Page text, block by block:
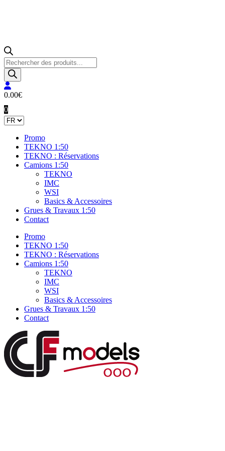
Recherche
de
produits
0.00€
0
Promo
TEKNO 1:50
TEKNO : Réservations
Camions 1:50
TEKNO
IMC
WSI
Basics & Accessoires
Grues & Travaux 1:50
Contact
Promo
TEKNO 1:50
TEKNO : Réservations
Camions 1:50
TEKNO
IMC
WSI
Basics & Accessoires
Grues & Travaux 1:50
Contact